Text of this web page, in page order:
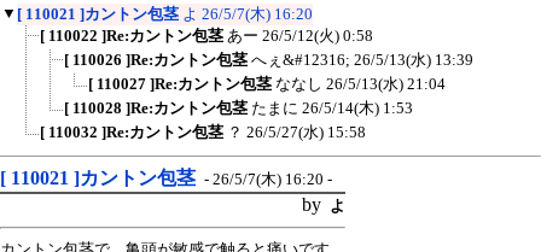
▼ [ 110021 ]カントン包茎 よ 26/5/7(木) 16:20
[ 110022 ]Re:カントン包茎 あー 26/5/12(火) 0:58
[ 110026 ]Re:カントン包茎 へぇ&#12316; 26/5/13(水) 13:39
[ 110027 ]Re:カントン包茎 ななし 26/5/13(水) 21:04
[ 110028 ]Re:カントン包茎 たまに 26/5/14(木) 1:53
[ 110032 ]Re:カントン包茎 ？ 26/5/27(水) 15:58
[ 110021 ]カントン包茎 - 26/5/7(木) 16:20 -
by よ